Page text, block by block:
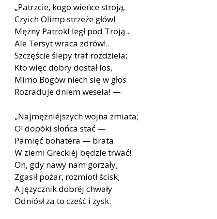
„Patrzcie, kogo wieńce stroją,
Czyich Olimp strzeże głów!
Mężny Patrokl legł pod Troją…
Ale Tersyt wraca zdrów!..
Szczęście ślepy traf rozdziela;
Kto więc dobry dostał los,
Mimo Bogów niech się w głos
Rozraduje dniem wesela! —
„Najmężniéjszych wojna zmiata;
O! dopóki słońca stać —
Pamięć bohatéra — brata
W ziemi Greckiéj będzie trwać!
On, gdy nawy nam gorzały;
Zgasił pożar, rozmiotł ścisk;
A języcznik dobréj chwały
Odniósł za to cześć i zysk.